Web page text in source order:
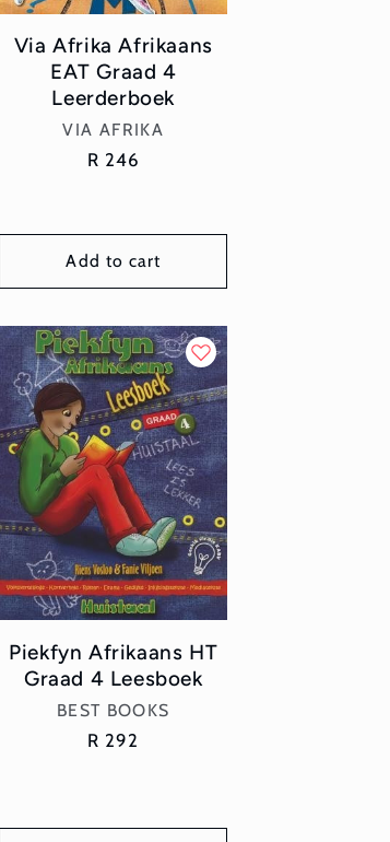
Via Afrika Afrikaans
EAT Graad 4
Leerderboek
Vendor:
VIA AFRIKA
Regular
R 246
Add to cart
Piekfyn Afrikaans HT
Graad 4 Leesboek
Vendor:
BEST BOOKS
Regular
R 292